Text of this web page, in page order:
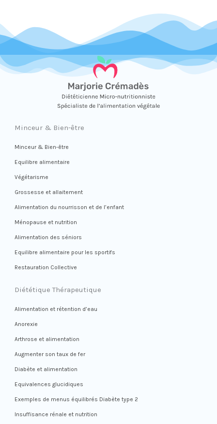
Minceur & Bien-être
Minceur & Bien-être
Equilibre alimentaire
Végétarisme
Grossesse et allaitement
Alimentation du nourrisson et de l’enfant
Ménopause et nutrition
Alimentation des séniors
Equilibre alimentaire pour les sportifs
Restauration Collective
Diététique Thérapeutique
Alimentation et rétention d’eau
Anorexie
Arthrose et alimentation
Augmenter son taux de fer
Diabète et alimentation
Equivalences glucidiques
Exemples de menus équilibrés Diabète type 2
Insuffisance rénale et nutrition